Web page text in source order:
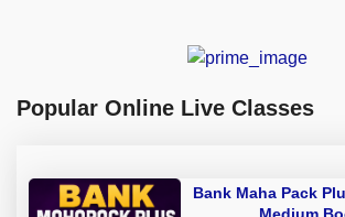
Popular Online Live Classes
Bank Maha Pack